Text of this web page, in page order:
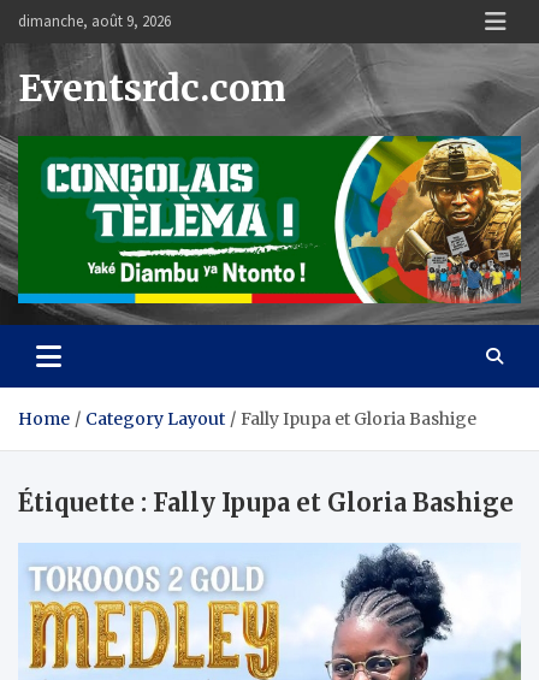
Skip
content
dimanche, août 9, 2026
Eventsrdc.com
Home Category Layout Fally Ipupa et Gloria Bashige
Étiquette : Fally Ipupa et Gloria Bashige